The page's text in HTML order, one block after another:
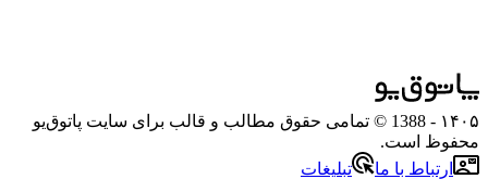
۱۴۰۵
- 1388 © تمامی حقوق مطالب و قالب برای سایت پاتوق‌یو
محفوظ است.
ارتباط با ما
تبلیغات